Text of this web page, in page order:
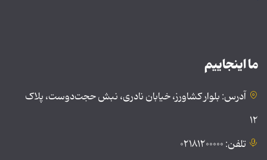
ما اینجاییم
آدرس: بلوار کشاورز، خیابان نادری، نبش حجت‌دوست، پلاک
۱۲
تلفن: ۰۲۱۸۱۲۰۰۰۰۰